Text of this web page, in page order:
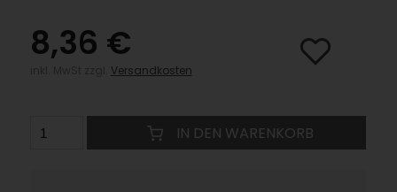
8,36 €
Versandkosten
IN DEN WARENKORB